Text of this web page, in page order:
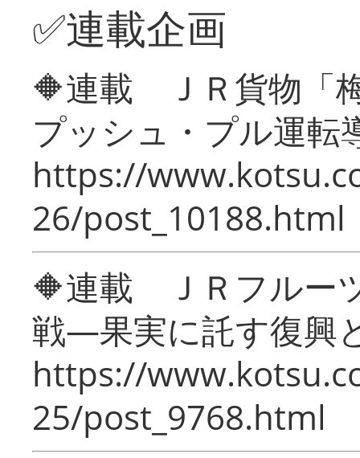
✅連載企画
🔶連載 ＪＲ貨物「
プッシュ・プル運転
https://
26/post_10188.html
🔶連載 ＪＲフルー
戦―果実に託す復興
https://
25/post_9768.html